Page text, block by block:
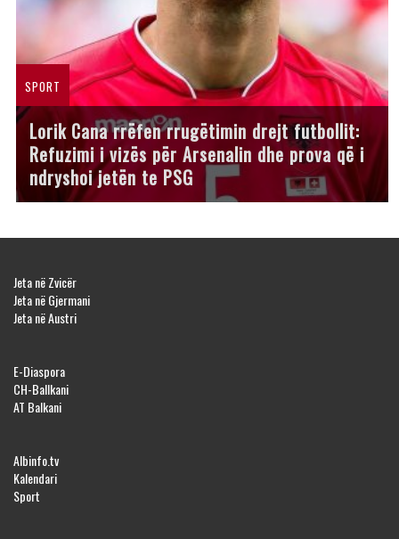
SPORT
Lorik Cana rrëfen rrugëtimin drejt futbollit:
Refuzimi i vizës për Arsenalin dhe prova që i
ndryshoi jetën te PSG
Jeta në Zvicër
Jeta në Gjermani
Jeta në Austri
E-Diaspora
CH-Ballkani
AT Balkani
Albinfo.tv
Kalendari
Sport